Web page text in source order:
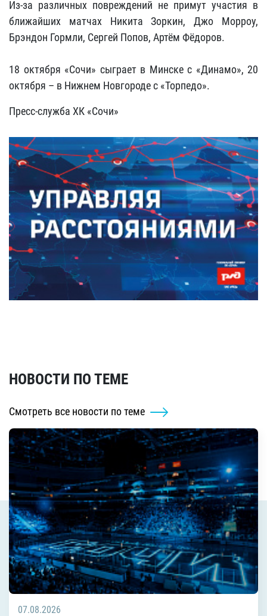
Из-за различных повреждений не примут участия в
ближайших матчах Никита Зоркин, Джо Морроу,
Брэндон Гормли, Сергей Попов, Артём Фёдоров.
18 октября «Сочи» сыграет в Минске с «Динамо», 20
октября – в Нижнем Новгороде с «Торпедо».
Пресс-служба ХК «Сочи»
НОВОСТИ ПО ТЕМЕ
Смотреть все новости по теме
07.08.2026